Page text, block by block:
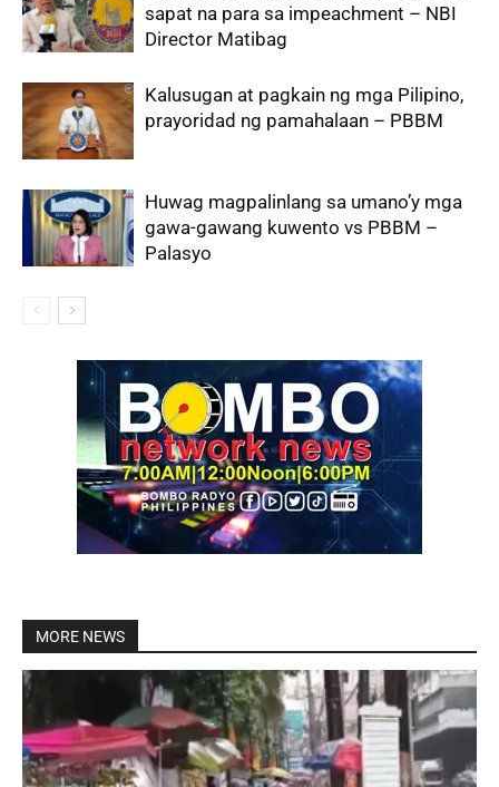
sapat na para sa impeachment – NBI
Director Matibag
Kalusugan at pagkain ng mga Pilipino,
prayoridad ng pamahalaan – PBBM
Huwag magpalinlang sa umano’y mga
gawa-gawang kuwento vs PBBM –
Palasyo
MORE NEWS